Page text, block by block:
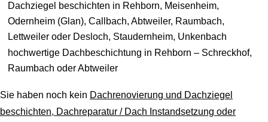
Dachziegel beschichten in Rehborn, Meisenheim,
Odernheim (Glan), Callbach, Abtweiler, Raumbach,
Lettweiler oder Desloch, Staudernheim, Unkenbach
hochwertige Dachbeschichtung in Rehborn – Schreckhof,
Raumbach oder Abtweiler
Sie haben noch kein Dachrenovierung und Dachziegel
beschichten, Dachreparatur / Dach Instandsetzung oder